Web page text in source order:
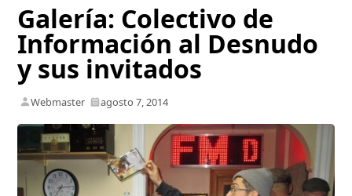
Galería: Colectivo de
Información al Desnudo
y sus invitados
Webmaster agosto 7, 2014